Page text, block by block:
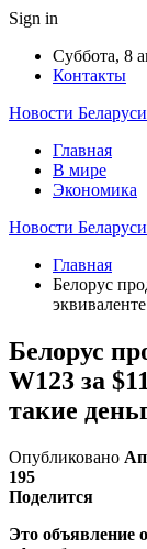
Sign in
Суббота, 8
Контакты
Новости Беларуси
Главная
В мире
Экономика
Новости
Главная
Белорус
Белорус
W123 за
такие
Опубликовано
195
Поделится
Это объявление